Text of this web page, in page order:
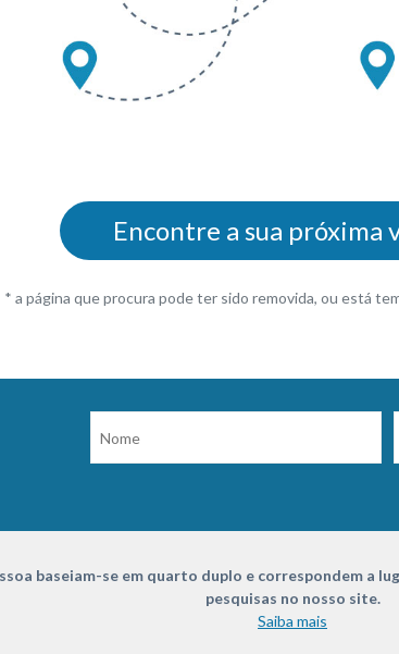
Encontre a sua próxima
* a página que procura pode ter sido removida, ou está
baseiam-se em quarto duplo e correspondem a
pesquisas no nosso site.
Saiba mais